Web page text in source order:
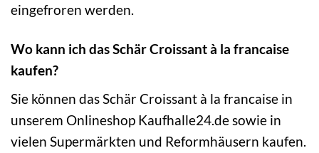
eingefroren werden.
Wo kann ich das Schär Croissant à la francaise
kaufen?
Sie können das Schär Croissant à la francaise in
unserem Onlineshop Kaufhalle24.de sowie in
vielen Supermärkten und Reformhäusern kaufen.